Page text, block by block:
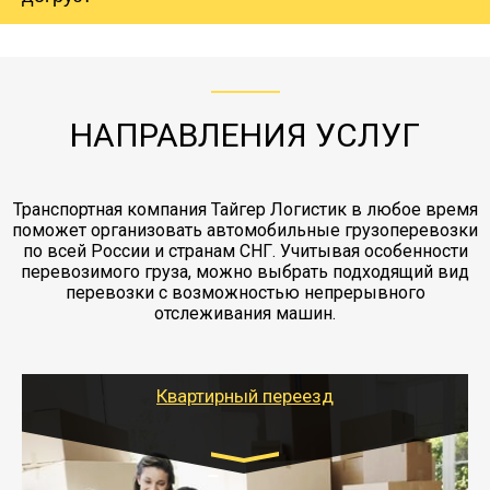
коробками и обмотать стрейч пленкой.
груза. Мы сотрудничаем по услугам страховки
заканчивая выгрузкой в пункте получателя.
НАПРАВЛЕНИЯ УСЛУГ
Транспортная компания Тайгер Логистик в любое время
поможет организовать автомобильные грузоперевозки
по всей России и странам СНГ. Учитывая особенности
перевозимого груза, можно выбрать подходящий вид
перевозки с возможностью непрерывного
отслеживания машин.
Квартирный переезд